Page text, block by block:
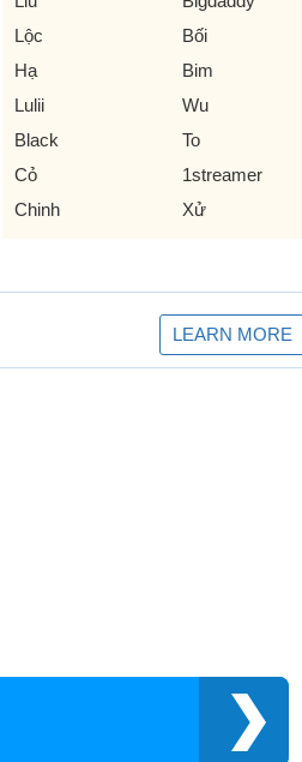
Lộc
Bối
Hạ
Bim
Lulii
Wu
Black
To
Cỏ
1streamer
Chinh
Xử